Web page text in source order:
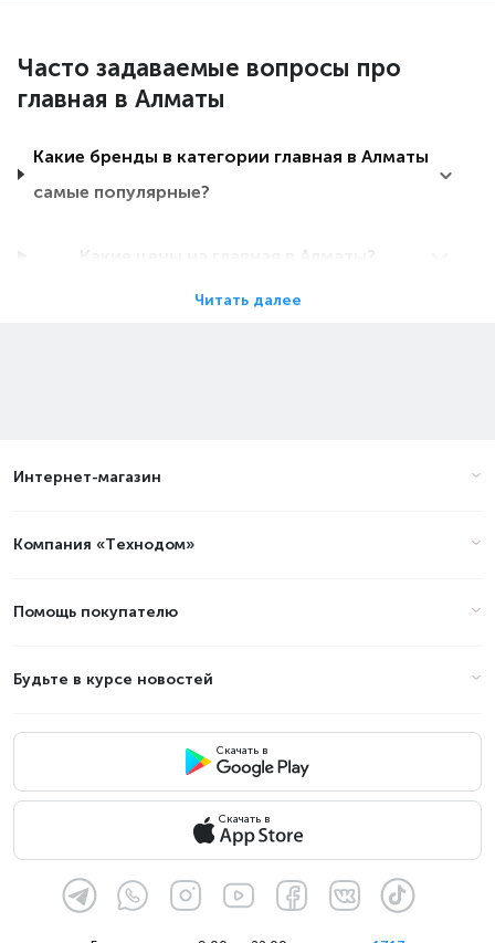
Часто задаваемые вопросы про
главная в Алматы
Какие бренды в категории главная в Алматы
самые популярные?
Какие цены на главная в Алматы?
Цены на ноутбуки с процессором
на Август 2026)
Товар
Читать далее
Интернет-магазин
Компания «Технодом»
Помощь покупателю
Будьте в курсе новостей
Скачать в
Скачать в